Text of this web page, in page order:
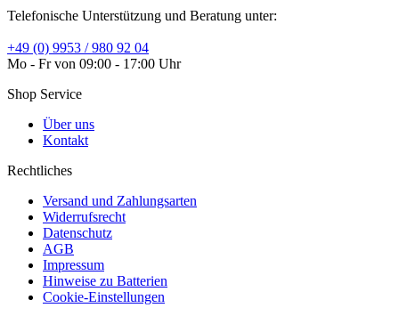
Telefonische Unterstützung und Beratung unter:
+49 (0) 9953 / 980 92 04
Mo - Fr von 09:00 - 17:00 Uhr
Shop Service
Über uns
Kontakt
Rechtliches
Versand und Zahlungsarten
Widerrufsrecht
Datenschutz
AGB
Impressum
Hinweise zu Batterien
Cookie-Einstellungen